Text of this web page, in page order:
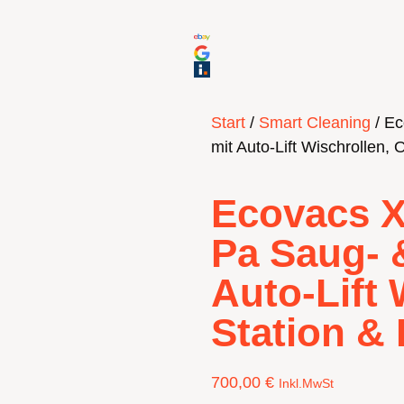
Start / Smart Cleaning /
mit Auto-Lift Wischrollen,
Ecovacs
Pa Saug-
Auto-Lift
Station &
700,00 € Inkl.MwSt